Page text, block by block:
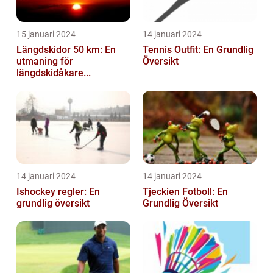
15 januari 2024
Längdskidor 50 km: En
utmaning för
längdskidåkare...
14 januari 2024
Tennis Outfit: En Grundlig
Översikt
14 januari 2024
Ishockey regler: En
grundlig översikt
14 januari 2024
Tjeckien Fotboll: En
Grundlig Översikt